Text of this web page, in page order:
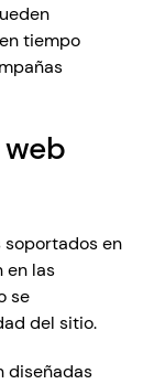
en tiempo
en
en las
se
del sitio.
diseñadas